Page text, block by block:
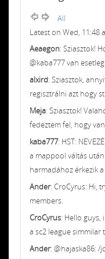
All
Latest on Wed, 11:48
Aeaegon: Sziasztok!
@kaba777 van
alxird: Sziasztok,
regisztrálni azt hogy
Meja: Sziasztok!
fedeztem fel, hogy
kaba777: HST:
a mappool váltás
harmadához érkezik a
Ander: CroCyrus: Hi,
members.
CroCyrus: Hello
a sc2 league simmilar
Ander: @hajaska86: /